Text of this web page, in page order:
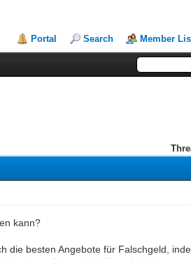
Portal Search Member
kann?
besten Angebote für Falschgeld,